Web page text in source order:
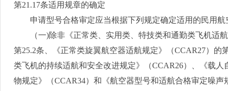
第21.17条适用规章的确定
申请型号合格审定应当根据下列规定确定适用的民用航
（一)除非《正常类、实用类、特技类和通勤类飞机适
第25.2条、《正常类旋翼航空器适航规定》（CCAR27）的
类飞机的持续适航和安全改进规定》（CCAR26）、《载人
物规定》（CCAR34）和《航空器型号和适航合格审定噪声